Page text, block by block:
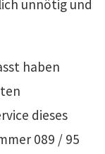
unnötig und
haben
dieses
089 / 95